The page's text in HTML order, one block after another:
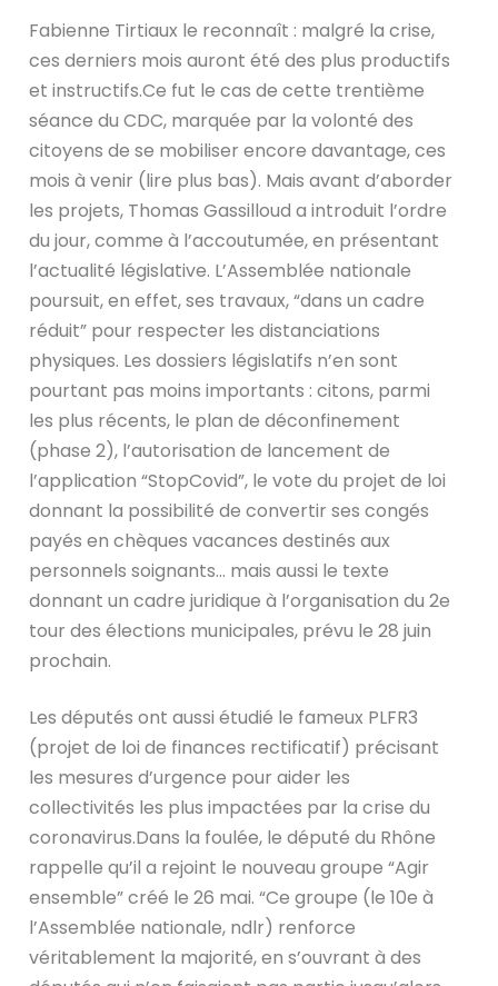
Fabienne Tirtiaux le reconnaît : malgré la crise,
ces derniers mois auront été des plus productifs
et instructifs.Ce fut le cas de cette trentième
séance du CDC, marquée par la volonté des
citoyens de se mobiliser encore davantage, ces
mois à venir (lire plus bas). Mais avant d’aborder
les projets, Thomas Gassilloud a introduit l’ordre
du jour, comme à l’accoutumée, en présentant
l’actualité législative. L’Assemblée nationale
poursuit, en effet, ses travaux, “dans un cadre
réduit” pour respecter les distanciations
physiques. Les dossiers législatifs n’en sont
pourtant pas moins importants : citons, parmi
les plus récents, le plan de déconfinement
(phase 2), l’autorisation de lancement de
l’application “StopCovid”, le vote du projet de loi
donnant la possibilité de convertir ses congés
payés en chèques vacances destinés aux
personnels soignants… mais aussi le texte
donnant un cadre juridique à l’organisation du 2e
tour des élections municipales, prévu le 28 juin
prochain.
Les députés ont aussi étudié le fameux PLFR3
(projet de loi de finances rectificatif) précisant
les mesures d’urgence pour aider les
collectivités les plus impactées par la crise du
coronavirus.Dans la foulée, le député du Rhône
rappelle qu’il a rejoint le nouveau groupe “Agir
ensemble” créé le 26 mai. “Ce groupe (le 10e à
l’Assemblée nationale, ndlr) renforce
véritablement la majorité, en s’ouvrant à des